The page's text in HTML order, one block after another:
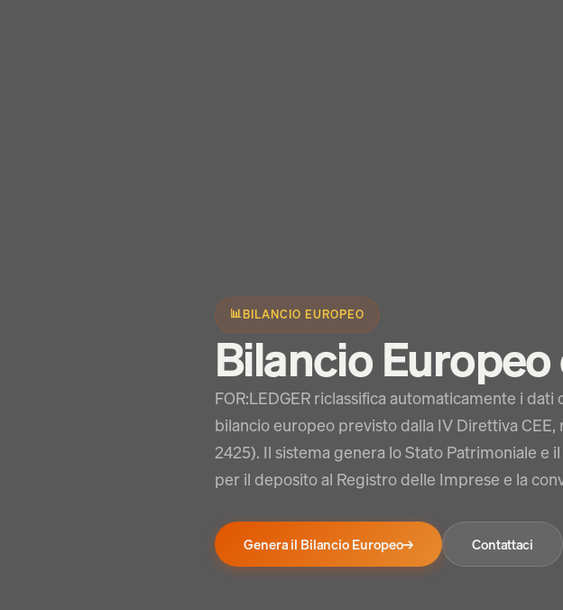
📊BILANCIO EUROPEO
Bilancio Europeo
FOR:LEDGER riclassifica automaticamente i
bilancio europeo previsto dalla IV Direttiva
2425). Il sistema genera lo Stato Patrimoniale
per il deposito al Registro delle Imprese e la
Genera il Bilancio Europeo→ Contattaci